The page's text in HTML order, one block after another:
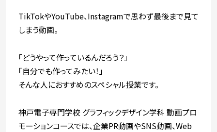
こちら
TikTokやYouTube、Instagramで思わず最後まで見て
しまう動画。
「どうやって作っているんだろう？」
「自分でも作ってみたい！」
そんな人におすすめのスペシャル授業です。
神戸電子専門学校 グラフィックデザイン学科 動画プロ
モーションコースでは、企業PR動画やSNS動画、Web